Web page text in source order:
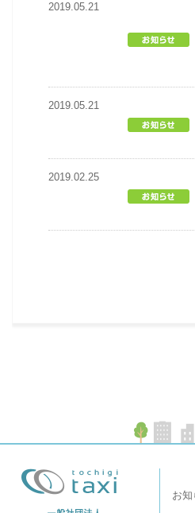
2019.05.21
2019.05.21
2019.02.25
お